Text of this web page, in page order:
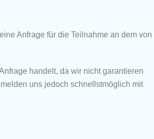
Anfrage für die Teilnahme an dem von
handelt, da wir nicht garantieren
uns jedoch schnellstmöglich mit